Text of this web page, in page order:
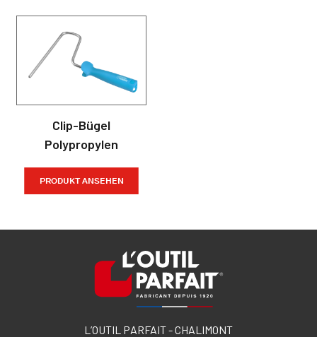
Clip-Bügel
Polypropylen
PRODUKT ANSEHEN
L’OUTIL PARFAIT - CHALIMONT